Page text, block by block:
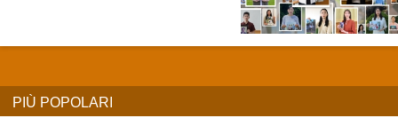
PIÙ POPOLARI